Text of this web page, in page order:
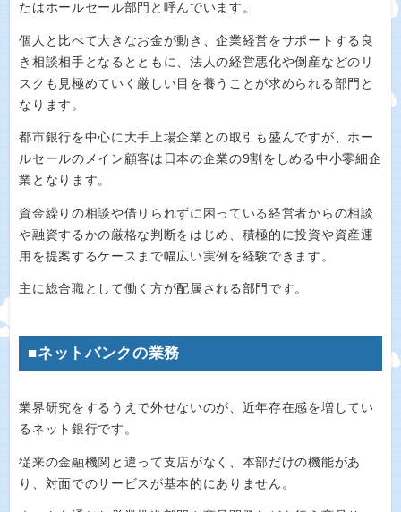
たはホールセール部門と呼んでいます。
個人と比べて大きなお金が動き、企業経営をサポートする良
き相談相手となるとともに、法人の経営悪化や倒産などのリ
スクも見極めていく厳しい目を養うことが求められる部門と
なります。
都市銀行を中心に大手上場企業との取引も盛んですが、ホー
ルセールのメイン顧客は日本の企業の9割をしめる中小零細企
業となります。
資金繰りの相談や借りられずに困っている経営者からの相談
や融資するかの厳格な判断をはじめ、積極的に投資や資産運
用を提案するケースまで幅広い実例を経験できます。
主に総合職として働く方が配属される部門です。
■ネットバンクの業務
業界研究をするうえで外せないのが、近年存在感を増してい
るネット銀行です。
従来の金融機関と違って支店がなく、本部だけの機能があ
り、対面でのサービスが基本的にありません。